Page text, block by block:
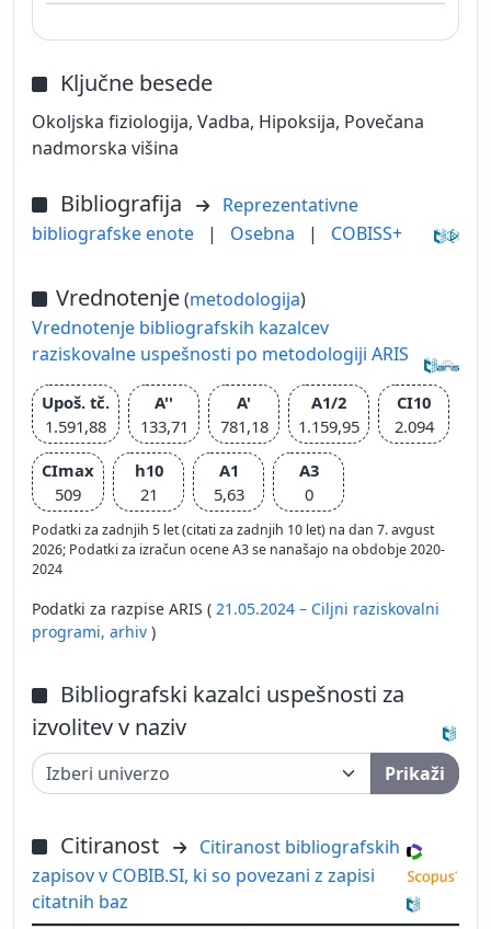
Ključne besede
Okoljska fiziologija, Vadba, Hipoksija, Povečana
nadmorska višina
Bibliografija
Reprezentativne
bibliografske enote
| Osebna | COBISS+
Vrednotenje(metodologija)
Vrednotenje bibliografskih kazalcev
raziskovalne uspešnosti po metodologiji ARIS
Upoš. tč.
1.591,88
A''
133,71
A'
781,18
A1/2
1.159,95
CI10
2.094
CImax
509
h10
21
A1
5,63
A3
0
Podatki za zadnjih 5 let (citati za zadnjih 10 let) na dan 7. avgust
2026; Podatki za izračun ocene A3 se nanašajo na obdobje 2020-
2024
Podatki za razpise ARIS ( 21.05.2024 – Ciljni raziskovalni
programi, arhiv )
Bibliografski kazalci uspešnosti za
izvolitev v naziv
Prikaži
Citiranost
Citiranost bibliografskih
zapisov v COBIB.SI, ki so povezani z zapisi
citatnih baz